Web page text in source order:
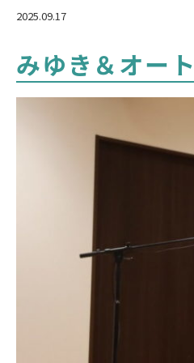
2025.09.17
みゆき＆オー